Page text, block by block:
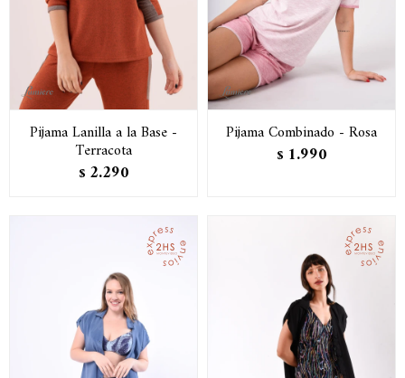
Pijama Lanilla a la Base -
Terracota
$ 2.290
Pijama Combinado - Rosa
$ 1.990